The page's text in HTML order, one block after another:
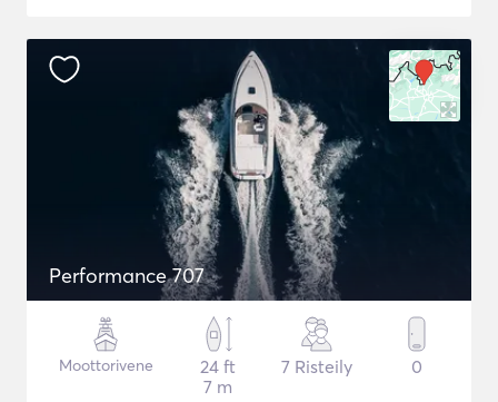
Performance 707
Moottorivene
24 ft
7 m
7 Risteily 0